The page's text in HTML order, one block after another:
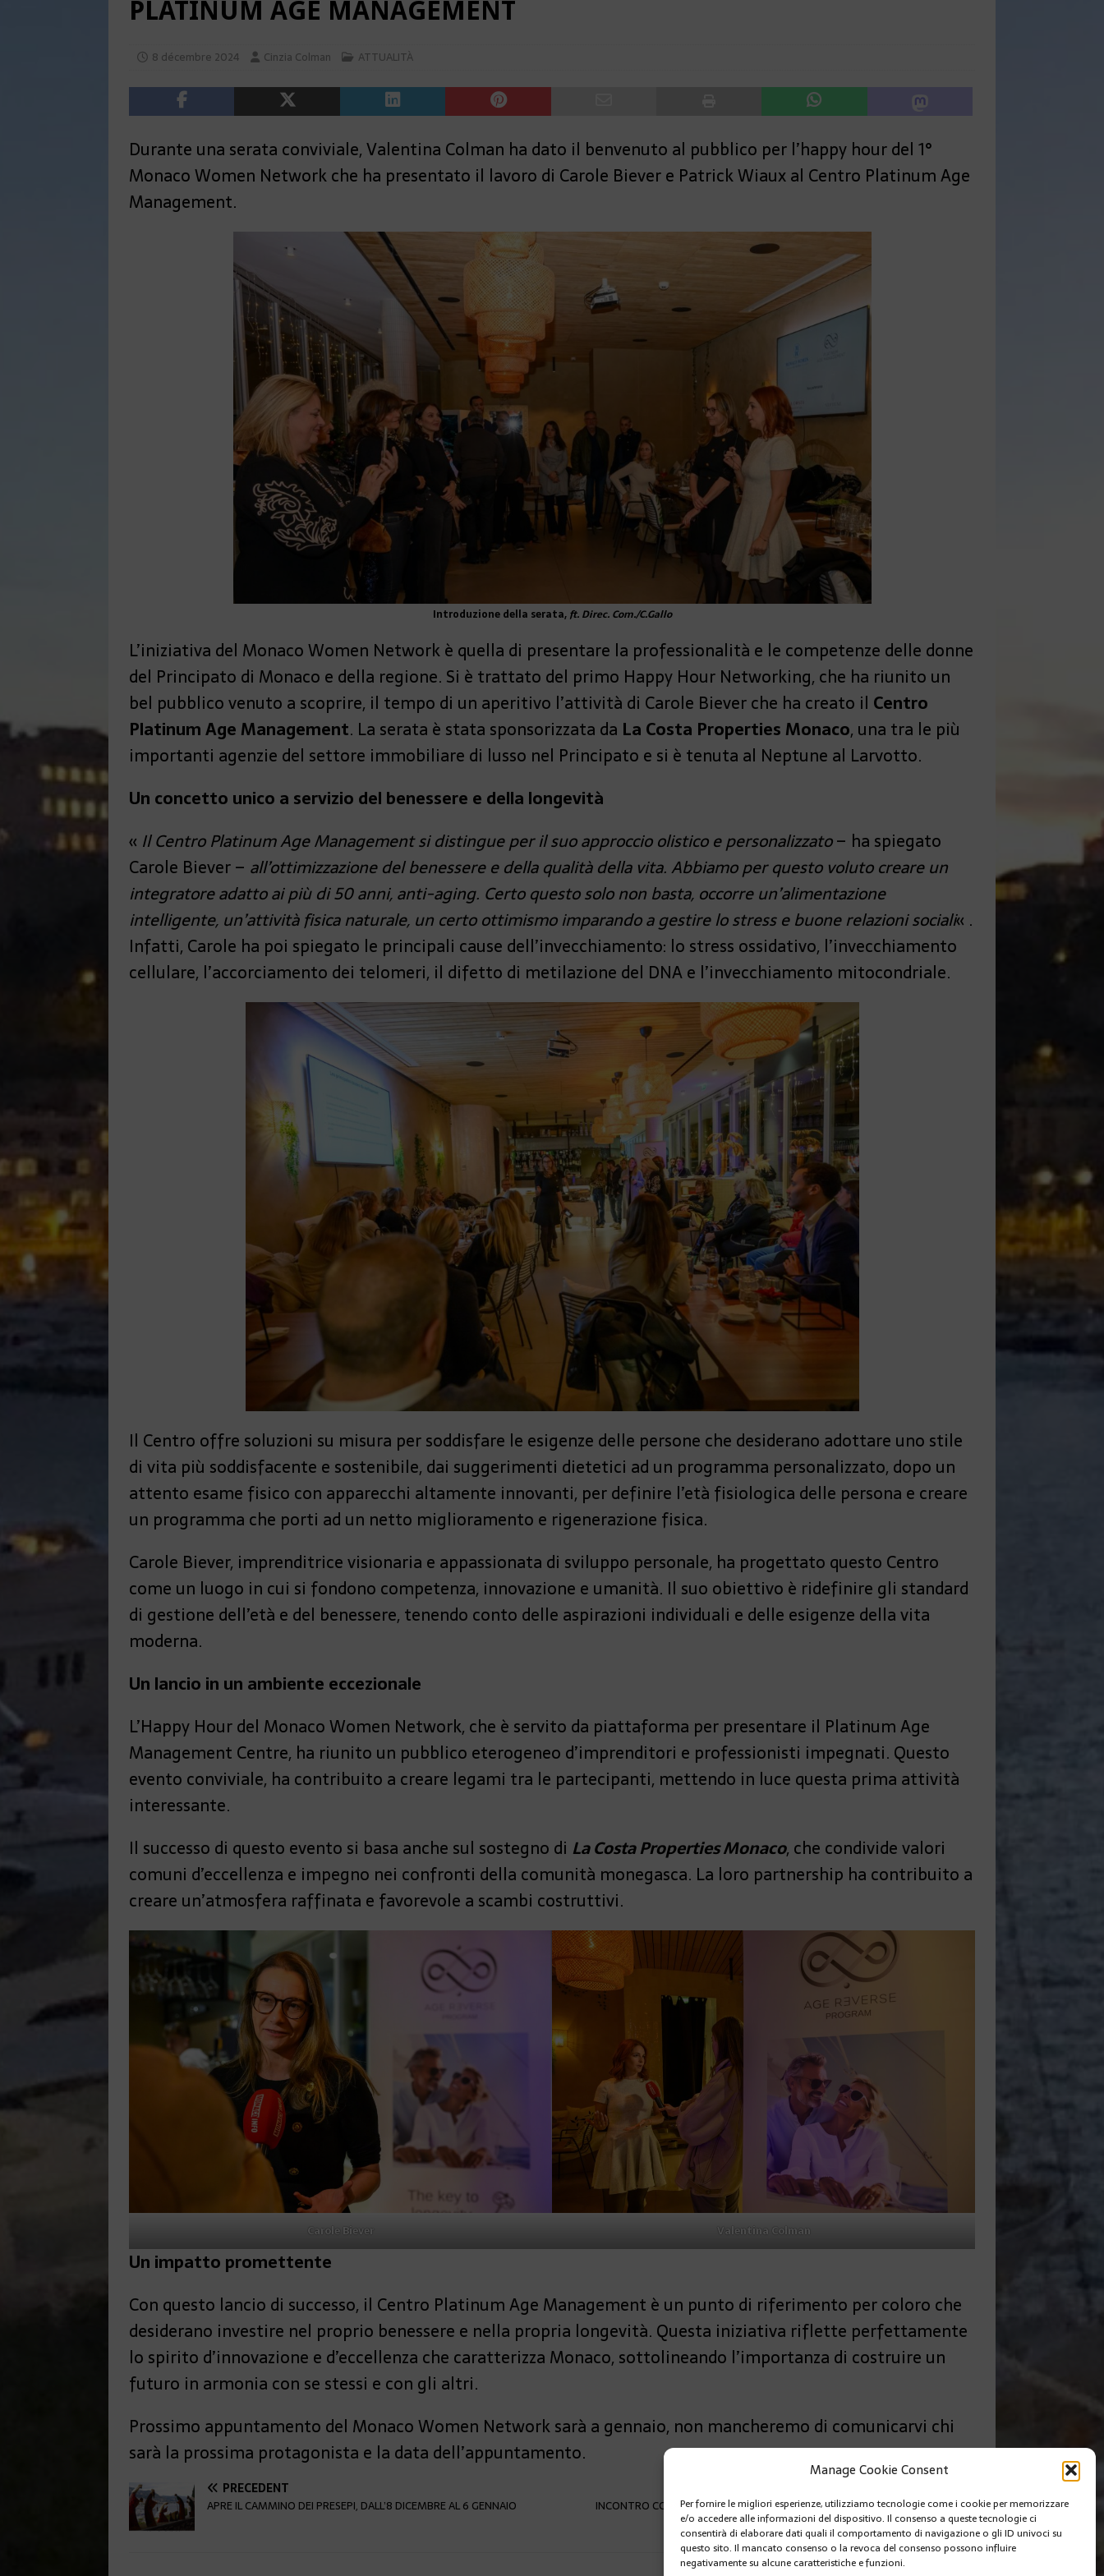
Manage Cookie Consent
Per fornire le migliori esperienze, utilizziamo tecnologie come i cookie per memorizzare
e/o accedere alle informazioni del dispositivo. Il consenso a queste tecnologie ci
consentirà di elaborare dati quali il comportamento di navigazione o gli ID univoci su
questo sito. Il mancato consenso o la revoca del consenso possono influire
negativamente su alcune caratteristiche e funzioni.
PLATINUM AGE MANAGEMENT
8 décembre 2024 Cinzia Colman ATTUALITÀ
Durante una serata conviviale, Valentina Colman ha dato il benvenuto al pubblico per l’happy hour del 1°
Monaco Women Network che ha presentato il lavoro di Carole Biever e Patrick Wiaux al Centro Platinum Age
Management.
Introduzione della serata, ft. Direc. Com./C.Gallo
L’iniziativa del Monaco Women Network è quella di presentare la professionalità e le competenze delle donne
del Principato di Monaco e della regione. Si è trattato del primo Happy Hour Networking, che ha riunito un
bel pubblico venuto a scoprire, il tempo di un aperitivo l’attività di Carole Biever che ha creato il Centro
Platinum Age Management. La serata è stata sponsorizzata da La Costa Properties Monaco, una tra le più
importanti agenzie del settore immobiliare di lusso nel Principato e si è tenuta al Neptune al Larvotto.
Un concetto unico a servizio del benessere e della longevità
« Il Centro Platinum Age Management si distingue per il suo approccio olistico e personalizzato– ha spiegato
Carole Biever – all’ottimizzazione del benessere e della qualità della vita. Abbiamo per questo voluto creare un
integratore adatto ai più di 50 anni, anti-aging. Certo questo solo non basta, occorre un’alimentazione
intelligente, un’attività fisica naturale, un certo ottimismo imparando a gestire lo stress e buone relazioni sociali« .
Infatti, Carole ha poi spiegato le principali cause dell’invecchiamento: lo stress ossidativo, l’invecchiamento
cellulare, l’accorciamento dei telomeri, il difetto di metilazione del DNA e l’invecchiamento mitocondriale.
Il Centro offre soluzioni su misura per soddisfare le esigenze delle persone che desiderano adottare uno stile
di vita più soddisfacente e sostenibile, dai suggerimenti dietetici ad un programma personalizzato, dopo un
attento esame fisico con apparecchi altamente innovanti, per definire l’età fisiologica delle persona e creare
un programma che porti ad un netto miglioramento e rigenerazione fisica.
Carole Biever, imprenditrice visionaria e appassionata di sviluppo personale, ha progettato questo Centro
come un luogo in cui si fondono competenza, innovazione e umanità. Il suo obiettivo è ridefinire gli standard
di gestione dell’età e del benessere, tenendo conto delle aspirazioni individuali e delle esigenze della vita
moderna.
Un lancio in un ambiente eccezionale
L’Happy Hour del Monaco Women Network, che è servito da piattaforma per presentare il Platinum Age
Management Centre, ha riunito un pubblico eterogeneo d’imprenditori e professionisti impegnati. Questo
evento conviviale, ha contribuito a creare legami tra le partecipanti, mettendo in luce questa prima attività
interessante.
Il successo di questo evento si basa anche sul sostegno di La Costa Properties Monaco, che condivide valori
comuni d’eccellenza e impegno nei confronti della comunità monegasca. La loro partnership ha contribuito a
creare un’atmosfera raffinata e favorevole a scambi costruttivi.
Carole Biever Valentina Colman
Un impatto promettente
Con questo lancio di successo, il Centro Platinum Age Management è un punto di riferimento per coloro che
desiderano investire nel proprio benessere e nella propria longevità. Questa iniziativa riflette perfettamente
lo spirito d’innovazione e d’eccellenza che caratterizza Monaco, sottolineando l’importanza di costruire un
futuro in armonia con se stessi e con gli altri.
Prossimo appuntamento del Monaco Women Network sarà a gennaio, non mancheremo di comunicarvi chi
sarà la prossima protagonista e la data dell’appuntamento.
PRÉCÉDENT
APRE IL CAMMINO DEI PRESEPI, DALL’8 DICEMBRE AL 6 GENNAIO INCONTRO CON I NUOVI ARTISTI DE « LES ATELIERS DU QUAI »